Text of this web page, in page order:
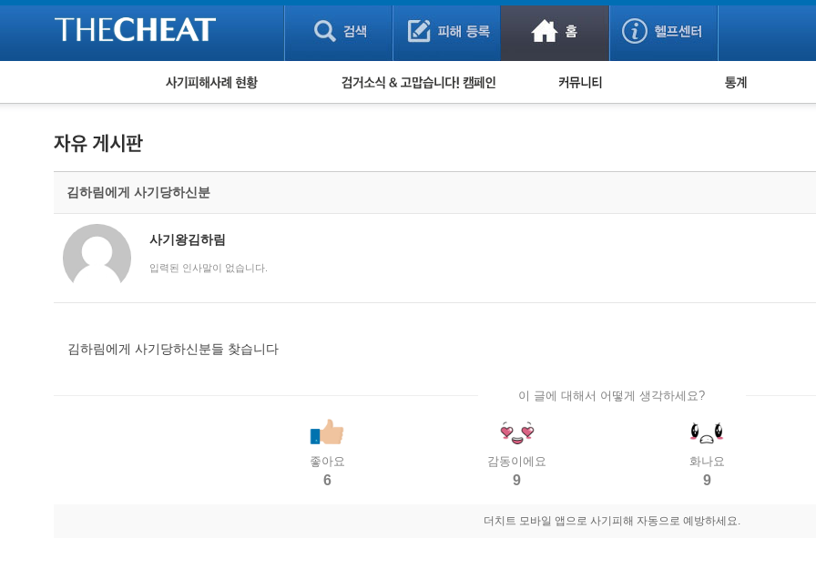
피해사례 현황
보이스피싱 피해사례
유해사이트 목록
비공개 피해사례
워킹홀리데이 피해사례
검거 소식 사기 예방했어요! 누적 피해사례 통계
김하림에게 사기당하신분
사기왕김하림
입력된 인사말이 없습니다.
김하림에게 사기당하신분들 찾습니다
이 글에 대해서 어떻게 생각하세요?
좋아요
6
감동이에요
9
화나요
9
더치트 모바일 앱으로 사기피해 자동으로 예방하세요.